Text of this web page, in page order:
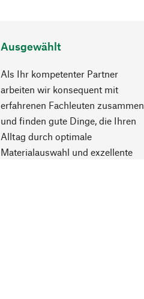
Ausgewählt
Als Ihr kompetenter Partner
arbeiten wir konsequent mit
erfahrenen Fachleuten zusammen
und finden gute Dinge, die Ihren
Alltag durch optimale
Materialauswahl und exzellente